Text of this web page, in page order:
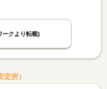
ークより転載)
所）